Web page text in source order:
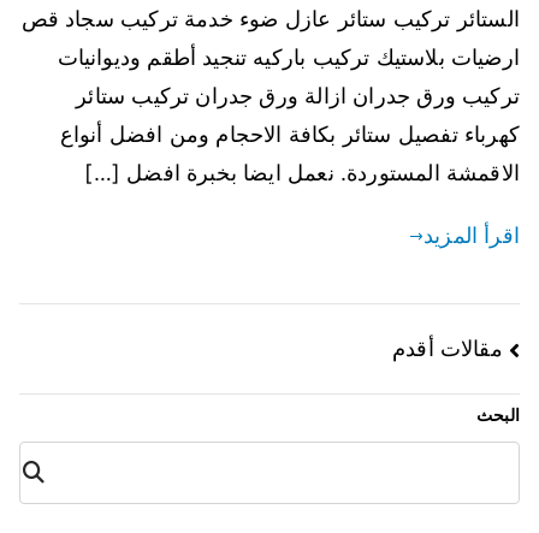
الستائر تركيب ستائر عازل ضوء خدمة تركيب سجاد قص
ارضيات بلاستيك تركيب باركيه تنجيد أطقم وديوانيات
تركيب ورق جدران ازالة ورق جدران تركيب ستائر
كهرباء تفصيل ستائر بكافة الاحجام ومن افضل أنواع
الاقمشة المستوردة. نعمل ايضا بخبرة افضل […]
اقرأ المزيد
مقالات أقدم
البحث
البح
ث